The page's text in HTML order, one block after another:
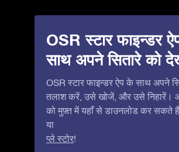
OSR स्टार फाइन्डर
साथ अपने सितारे को
OSR स्टार फाइन्डर ऐप के साथ अपने
तलाश करें, उसे खोजें, और उसे निहारें।
को मुफ़्त में यहाँ से डाउनलोड कर सकते
या
प्ले स्टोर!